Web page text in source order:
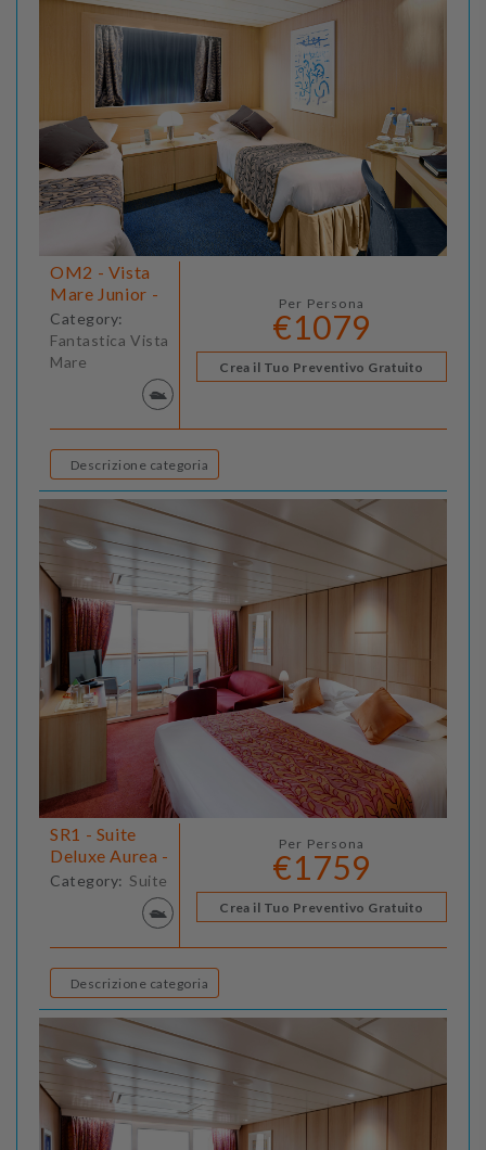
OM2 - Vista
Mare Junior -
Category:
Fantastica Vista
Mare
Per Persona
€1079
Crea il Tuo Preventivo Gratuito
Descrizione categoria
SR1 - Suite
Deluxe Aurea -
Category: Suite
Per Persona
€1759
Crea il Tuo Preventivo Gratuito
Descrizione categoria